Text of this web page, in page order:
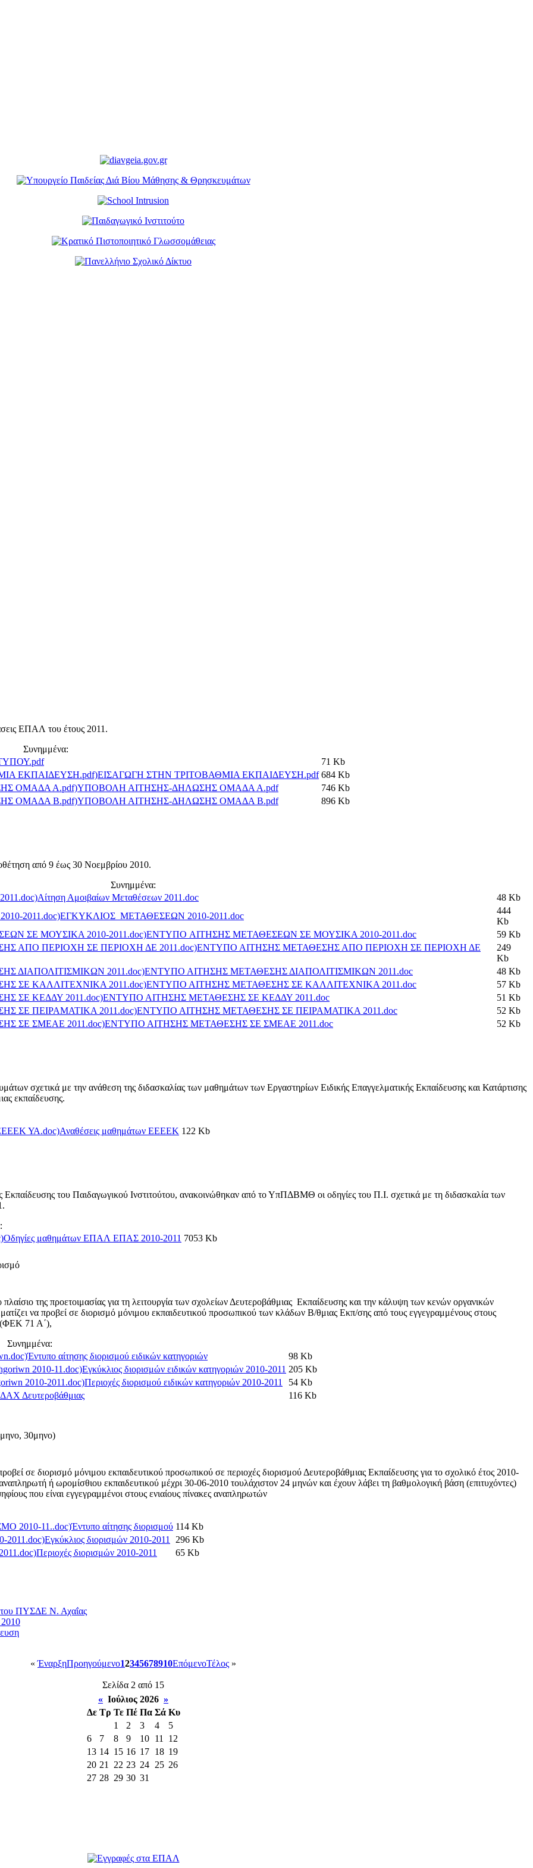
ΕΠΑΛ του έτους 2011.
Συνημμένα:
71 Kb
ΕΙΣΑΓΩΓΗ ΣΤΗΝ ΤΡΙΤΟΒΑΘΜΙΑ ΕΚΠΑΙΔΕΥΣΗ.pdf 684 Kb
ΥΠΟΒΟΛΗ ΑΙΤΗΣΗΣ-ΔΗΛΩΣΗΣ ΟΜΑΔΑ Α.pdf
746 Kb
ΥΠΟΒΟΛΗ ΑΙΤΗΣΗΣ-ΔΗΛΩΣΗΣ ΟΜΑΔΑ Β.pdf
896 Kb
από 9 έως 30 Νοεμβρίου 2010.
Συνημμένα:
Αίτηση Αμοιβαίων Μεταθέσεων 2011.doc
48 Kb
ΕΓΚΥΚΛΙΟΣ_ΜΕΤΑΘΕΣΕΩΝ 2010-2011.doc
444
Kb
ΕΝΤΥΠO ΑΙΤΗΣΗΣ ΜΕΤΑΘΕΣΕΩΝ ΣΕ ΜΟΥΣΙΚΑ 2010-2011.doc
59 Kb
ΕΝΤΥΠΟ ΑΙΤΗΣΗΣ ΜΕΤΑΘΕΣΗΣ ΑΠΟ ΠΕΡΙΟΧΗ ΣΕ ΠΕΡΙΟΧΗ ΔΕ
249
Kb
ΕΝΤΥΠΟ ΑΙΤΗΣΗΣ ΜΕΤΑΘΕΣΗΣ ΔΙΑΠΟΛΙΤΙΣΜΙΚΩΝ 2011.doc
48 Kb
ΕΝΤΥΠΟ ΑΙΤΗΣΗΣ ΜΕΤΑΘΕΣΗΣ ΣΕ ΚΑΛΛΙΤΕΧΝΙΚΑ 2011.doc
57 Kb
ΕΝΤΥΠΟ ΑΙΤΗΣΗΣ ΜΕΤΑΘΕΣΗΣ ΣΕ ΚΕΔΔΥ 2011.doc
51 Kb
ΕΝΤΥΠΟ ΑΙΤΗΣΗΣ ΜΕΤΑΘΕΣΗΣ ΣΕ ΠΕΙΡΑΜΑΤΙΚΑ 2011.doc
52 Kb
ΕΝΤΥΠΟ ΑΙΤΗΣΗΣ ΜΕΤΑΘΕΣΗΣ ΣΕ ΣΜΕΑΕ 2011.doc
52 Kb
σχετικά με την ανάθεση της διδασκαλίας των μαθημάτων των Εργαστηρίων Ειδικής Επαγγελματικής Εκπαίδευσης και Κατάρτισης
εκπαίδευσης.
Αναθέσεις μαθημάτων ΕΕΕΕΚ 122 Kb
του Παιδαγωγικού Ινστιτούτου, ανακοινώθηκαν από το ΥπΠΔΒΜΘ οι οδηγίες του Π.Ι. σχετικά με τη διδασκαλία των
Οδηγίες μαθημάτων ΕΠΑΛ ΕΠΑΣ 2010-2011 7053 Kb
της προετοιμασίας για τη λειτουργία των σχολείων Δευτεροβάθμιας Εκπαίδευσης και την κάλυψη των κενών οργανικών
να προβεί σε διορισμό μόνιμου εκπαιδευτικού προσωπικού των κλάδων Β/θμιας Εκπ/σης από τους εγγεγραμμένους στους
(ΦΕΚ 71 Α΄),
Συνημμένα:
Έντυπο αίτησης διορισμού ειδικών κατηγοριών
98 Kb
Εγκύκλιος διορισμών ειδικών κατηγοριών 2010-2011 205 Kb
Περιοχές διορισμού ειδικών κατηγοριών 2010-2011
54 Kb
Δευτεροβάθμιας
116 Kb
30μηνο)
σε διορισμό μόνιμου εκπαιδευτικού προσωπικού σε περιοχές διορισμού Δευτεροβάθμιας Εκπαίδευσης για το σχολικό έτος 2010-
ή ωρομίσθιου εκπαιδευτικού μέχρι 30-06-2010 τουλάχιστον 24 μηνών και έχουν λάβει τη βαθμολογική βάση (επιτυχόντες)
που είναι εγγεγραμμένοι στους ενιαίους πίνακες αναπληρωτών
Έντυπο αίτησης διορισμού 114 Kb
Εγκύκλιος διορισμών 2010-2011
296 Kb
Περιοχές διορισμών 2010-2011
65 Kb
του ΠΥΣΔΕ Ν. Αχαΐας
«ΈναρξηΠροηγούμενο12345678910ΕπόμενοΤέλος »
Σελίδα 2 από 15
« Ιούλιος 2026 »
Δε Τρ Τε Πέ Πα Σά Κυ
1
2 3 4
5
6
7 8 9 10 11
12
13 14 15 16 17 18 19
20 21 22 23 24 25 26
27 28 29 30 31